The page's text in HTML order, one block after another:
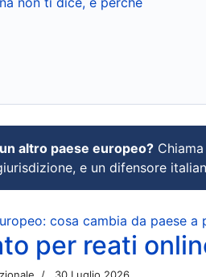
altro paese europeo? Chiama
e un difensore
cosa cambia da paese a
per reati